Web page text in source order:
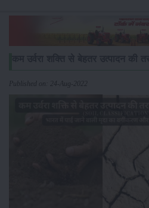
Published on: 24-Aug-2022